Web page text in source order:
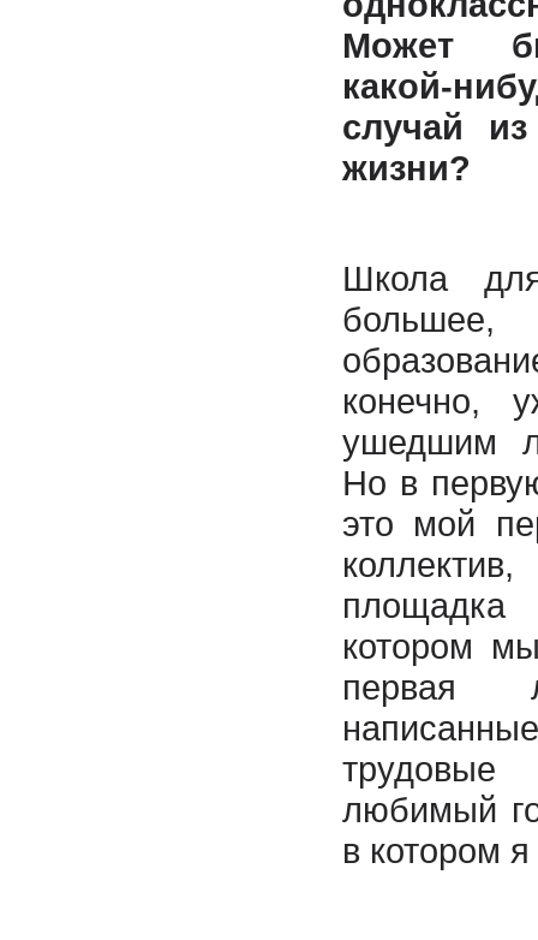
Может
какой-
случай
жизни?
Школа
конечно,
ушедшим
Но в
это мой
котором
первая
любимый
в котором